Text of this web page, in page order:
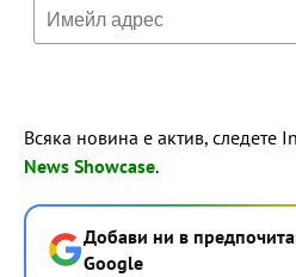
Всяка новина е актив, следете
News Showcase.
Добави ни в
Google